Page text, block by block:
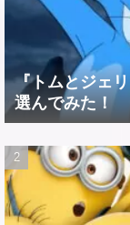
『トムとジェ
選んでみた！